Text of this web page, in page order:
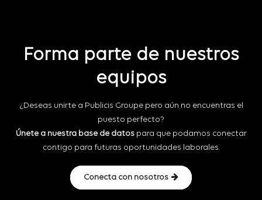
Forma parte de nuestros
equipos
¿Deseas unirte a Publicis Groupe pero aún no encuentras el
puesto perfecto?
Únete a nuestra base de datospara que podamos conectar
contigo para futuras oportunidades laborales.
Conecta con nosotros